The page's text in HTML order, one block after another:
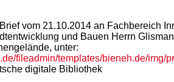
vom 21.10.2014 an Fachbereich
und Bauen Herrn
unter:
fileadmin/templates/bieneh.de/
digitale Bibliothek